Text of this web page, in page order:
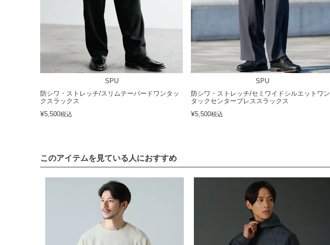
SPU
防シワ・ストレッチ/スリムテーパードワンタッ
クスラックス
¥5,500税込
SPU
防シワ・ストレッチ/セミワイドシルエットワン
タックセンタープレススラックス
¥5,500税込
このアイテムを見ている人におすすめ